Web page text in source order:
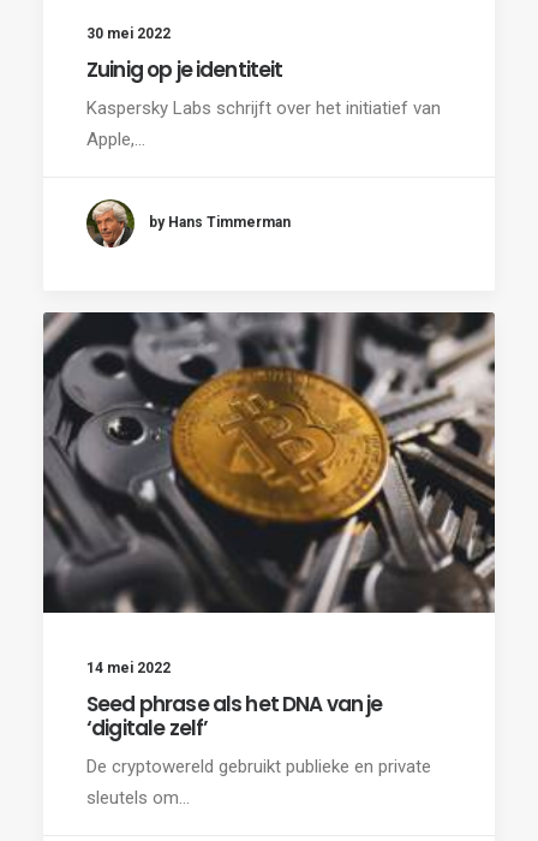
30 mei 2022
Zuinig op je identiteit
Kaspersky Labs schrijft over het initiatief van
Apple,…
by Hans Timmerman
14 mei 2022
Seed phrase als het DNA van je
‘digitale zelf’
De cryptowereld gebruikt publieke en private
sleutels om…